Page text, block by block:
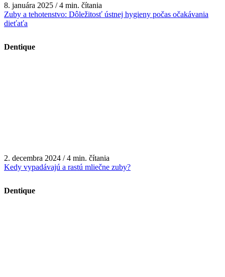
8. januára 2025 / 4 min. čítania
Zuby a tehotenstvo: Dôležitosť ústnej hygieny počas očakávania
dieťaťa
Dentique
2. decembra 2024 / 4 min. čítania
Kedy vypadávajú a rastú mliečne zuby?
Dentique